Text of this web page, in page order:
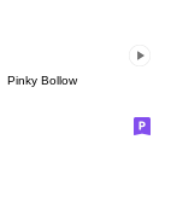
Pinky Bollow